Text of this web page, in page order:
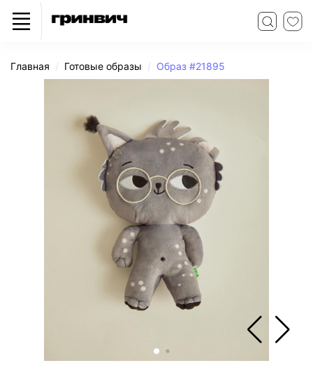
Главная Готовые образы Образ #21895